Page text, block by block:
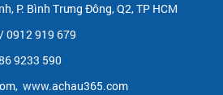
P. Bình Trưng Đông, Q2, TP HCM
0912 919 679
9233 590
, www.achau365.com